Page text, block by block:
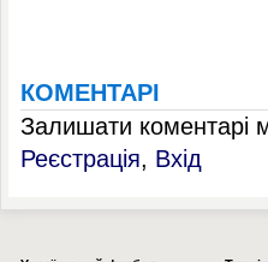
КОМЕНТАРІ
Залишати коментарі
Реєстрація, Вхід